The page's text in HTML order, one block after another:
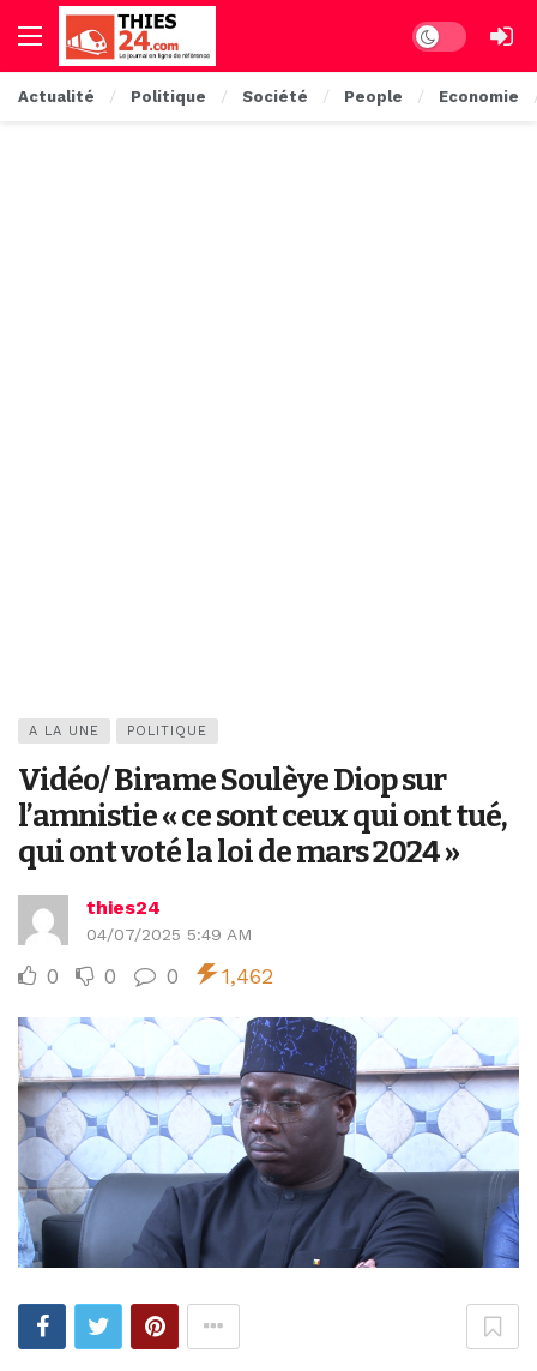
Dark mode
Actualité Politique Société People Economie
A LA UNE POLITIQUE
Vidéo/ Birame Soulèye Diop sur
l’amnistie « ce sont ceux qui ont tué,
qui ont voté la loi de mars 2024 »
thies24
04/07/2025 5:49 AM
0 0 0 1,462